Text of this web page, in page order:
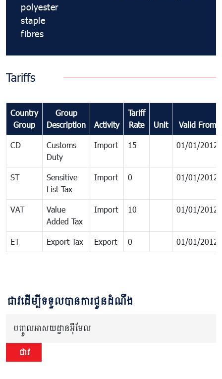
polyester
staple
fibres
Tariffs
Country
Group
Group
Description
Activity
Tariff
Rate
Unit Valid From
CD
Customs
Duty
Import 15 01/01/2012
ST
Sensitive
List Tax
Import 0 01/01/2012
VAT
Value
Added Tax
Import 10 01/01/2012
ET Export Tax Export 0 01/01/2012
ជាវដើម្បីទទួលបានការជូនដំណឹង
បញ្ចូលអាសយដ្ឋានអ៊ីមែល
ជាវ